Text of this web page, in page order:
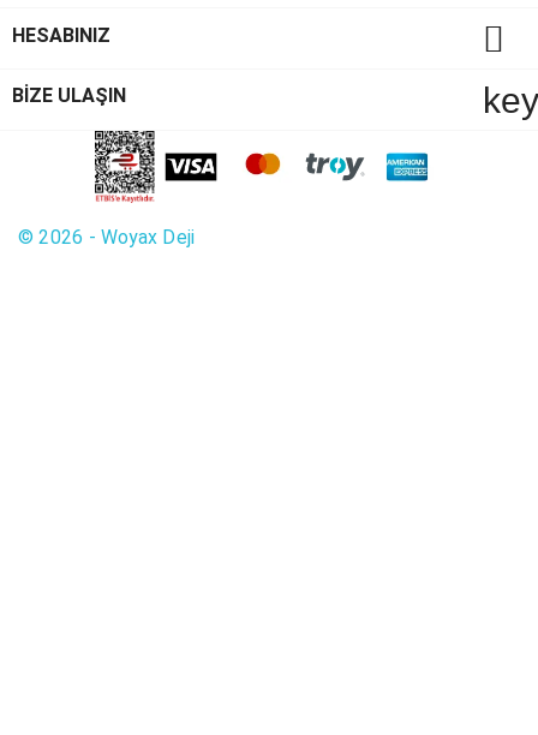
HESABINIZ 
BİZE ULAŞIN
© 2026 - Woyax Deji